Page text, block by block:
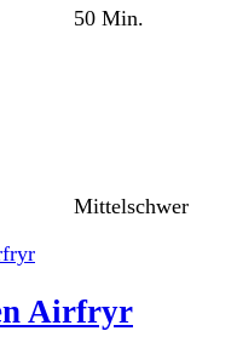
50 Min.
Mittelschwer
Airfryr